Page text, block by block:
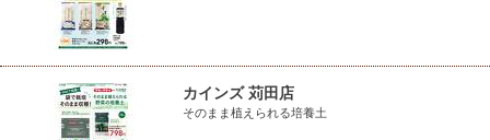
カインズ 苅田店
そのまま植えられる培養土